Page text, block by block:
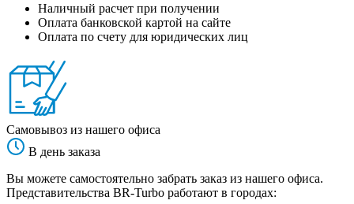
Наличный расчет при получении
Оплата банковской картой на сайте
Оплата по счету для юридических лиц
Самовывоз из нашего офиса
В день заказа
Вы можете самостоятельно забрать заказ из нашего офиса.
Представительства BR-Turbo работают в городах: